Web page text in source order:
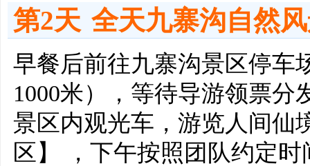
第2天 全天九寨沟自然
早餐后前往九寨沟景区停车
1000米），等待导游领票
景区内观光车，游览人间仙
区】 ，下午按照团队约定